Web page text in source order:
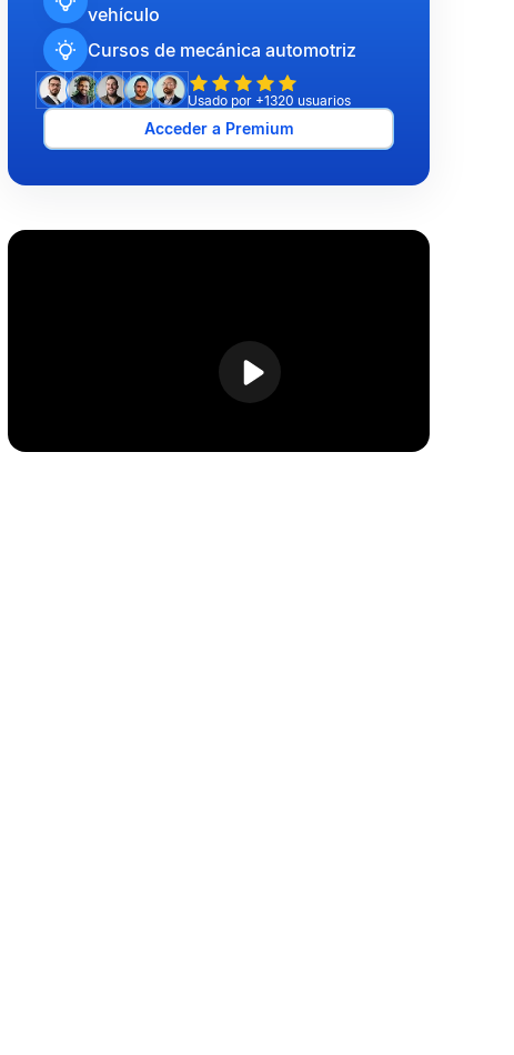
vehículo
Cursos de mecánica automotriz
Usado por +1320 usuarios
Acceder a Premium